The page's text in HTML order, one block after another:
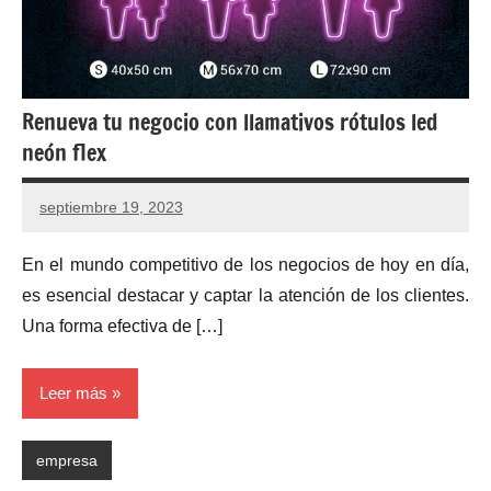
Renueva tu negocio con llamativos rótulos led
neón flex
septiembre 19, 2023
En el mundo competitivo de los negocios de hoy en día,
es esencial destacar y captar la atención de los clientes.
Una forma efectiva de […]
Leer más
empresa